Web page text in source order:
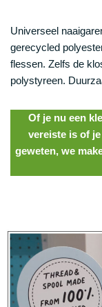
Universeel
gerecycled
flessen. Zelfs de
polystyreen.
Of je nu een
vereiste is of
geweten, we